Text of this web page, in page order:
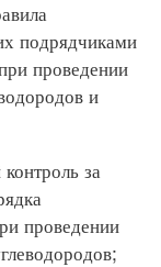
подрядчиками
проведении
и
за
проведении